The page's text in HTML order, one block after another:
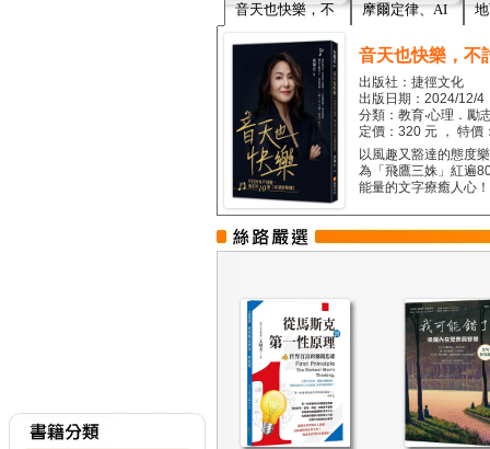
音天也快樂，不 摩爾定律、AI
音天也快樂，不
出版社：捷徑文化
出版日期：2024/12/4
分類：教育‧心理．勵
定價：320 元 ， 特價
以風趣又豁達的態度
為「飛鷹三姝」紅遍
能量的文字療癒人心